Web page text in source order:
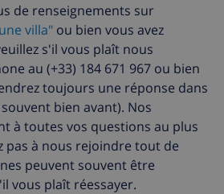
4.80% du montant total
de renseignements sur
villa" ou bien vous avez
s'il vous plaît nous
au (+33) 184 671 967 ou bien
toujours une réponse dans
bien avant). Nos
à toutes vos questions au plus
pas à nous rejoindre tout de
peuvent souvent être
vous plaît réessayer.